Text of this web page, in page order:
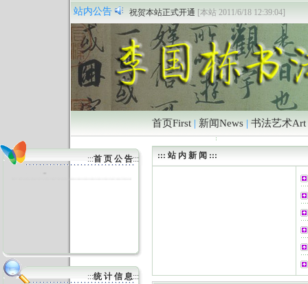
站内公告
祝贺本站正式开通 [本站 2011/6/18 12:39:04]
首页First | 新闻News | 书法艺术Art
:::首 页 公 告:::
on is co-sponsored
:::统 计 信 息:::
::: 站 内 新 闻 :::